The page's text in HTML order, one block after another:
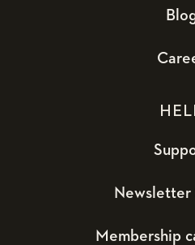
Newsletter
Membership